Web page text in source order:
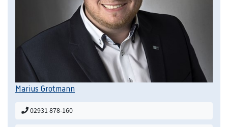
Marius Grotmann
02931 878-160